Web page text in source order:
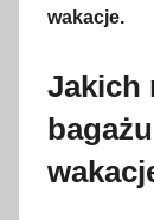
wakacje.
Jakich